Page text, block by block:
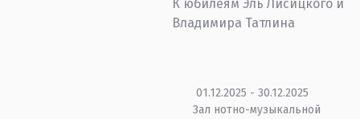
К юбилеям Эль Лисицкого и
Владимира Татлина
01.12.2025 - 30.12.2025
Зал нотно-музыкальной